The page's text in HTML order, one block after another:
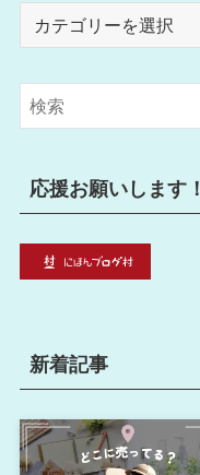
リ
応援お願いします！
新着記事